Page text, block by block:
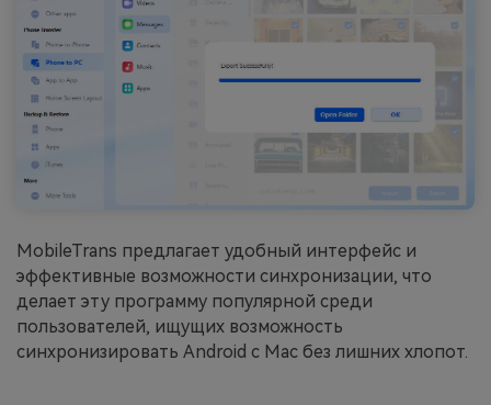
MobileTrans предлагает удобный интерфейс и
эффективные возможности синхронизации, что
делает эту программу популярной среди
пользователей, ищущих возможность
синхронизировать Android с Mac без лишних хлопот.